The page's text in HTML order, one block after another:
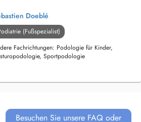
Doeblé
(Fußspezialist)
Fachrichtungen: Podologie für Kinder,
Sportpodologie
Besuchen Sie unsere FAQ oder